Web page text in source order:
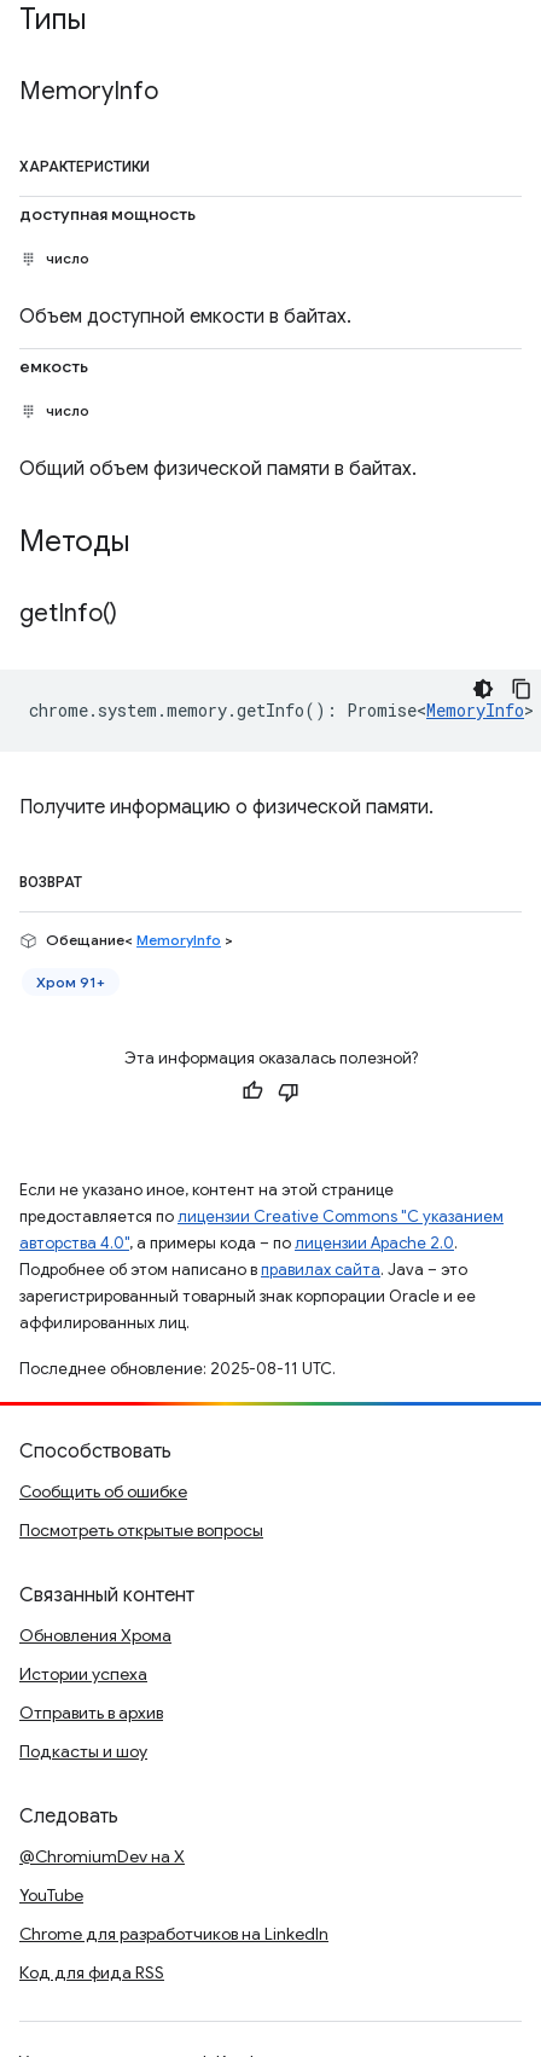
Типы
MemoryInfo
ХАРАКТЕРИСТИКИ
доступная мощность
число
Объем доступной емкости в байтах.
емкость
число
Общий объем физической памяти в байтах.
Методы
getInfo()
chrome. system .memory.getInfo() : Promise<MemoryInfo>
Получите информацию о физической памяти.
ВОЗВРАТ
Обещание< MemoryInfo >
Хром 91+
Эта информация оказалась полезной?
Если не указано иное, контент на этой странице
предоставляется полицензии Creative Commons "С указанием
авторства 4.0", а примеры кода – полицензии Apache 2.0.
Подробнее об этом написано вправилах сайта. Java – это
зарегистрированный товарный знак корпорации Oracle и ее
аффилированных лиц.
Последнее обновление: 2025-08-11 UTC.
Способствовать
Сообщить об ошибке
Посмотреть открытые вопросы
Связанный контент
Обновления Хрома
Истории успеха
Отправить в архив
Подкасты и шоу
Следовать
@ChromiumDev на X
YouTube
Chrome для разработчиков на LinkedIn
Код для фида RSS